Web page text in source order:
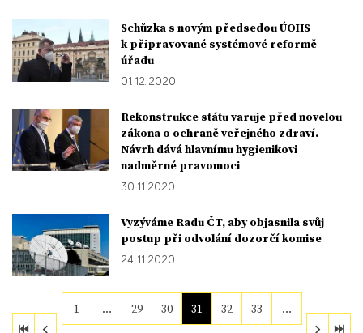
Schůzka s novým předsedou ÚOHS
k připravované systémové reformě
úřadu
01. 12. 2020
Rekonstrukce státu varuje před novelou
zákona o ochraně veřejného zdraví.
Návrh dává hlavnímu hygienikovi
nadměrné pravomoci
30. 11. 2020
Vyzýváme Radu ČT, aby objasnila svůj
postup při odvolání dozorčí komise
24. 11. 2020
1 … 29 30 31 32 33 …